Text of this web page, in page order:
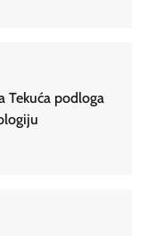
Tekuća podloga